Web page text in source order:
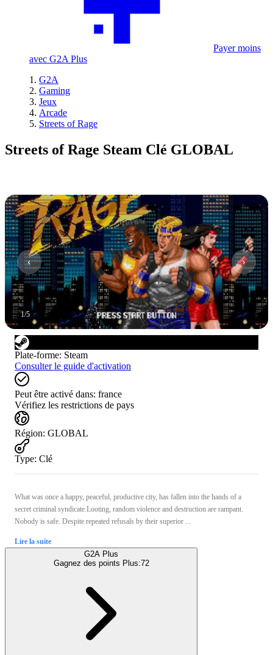
Payer moins
avec G2A Plus
G2A
Gaming
Jeux
Arcade
Streets of Rage
Streets of Rage Steam Clé GLOBAL
1/5
Plate-forme: Steam
Consulter le guide d'activation
Peut être activé dans: france
Vérifiez les restrictions de pays
Région: GLOBAL
Type: Clé
What was once a happy, peaceful, productive city, has fallen into the hands of a
secret criminal syndicate.Looting, random violence and destruction are rampant.
Nobody is safe. Despite repeated refusals by their superior ...
Lire la suite
G2A Plus
Gagnez des points Plus:72